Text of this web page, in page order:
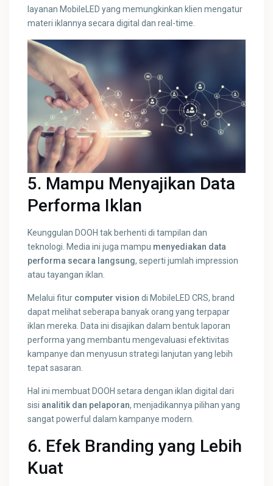
layanan MobileLED yang memungkinkan klien mengatur
materi iklannya secara digital dan real-time.
5. Mampu Menyajikan Data
Performa Iklan
Keunggulan DOOH tak berhenti di tampilan dan
teknologi. Media ini juga mampu menyediakan data
performa secara langsung, seperti jumlah impression
atau tayangan iklan.
Melalui fitur computer vision di MobileLED CRS, brand
dapat melihat seberapa banyak orang yang terpapar
iklan mereka. Data ini disajikan dalam bentuk laporan
performa yang membantu mengevaluasi efektivitas
kampanye dan menyusun strategi lanjutan yang lebih
tepat sasaran.
Hal ini membuat DOOH setara dengan iklan digital dari
sisi analitik dan pelaporan, menjadikannya pilihan yang
sangat powerful dalam kampanye modern.
6. Efek Branding yang Lebih
Kuat